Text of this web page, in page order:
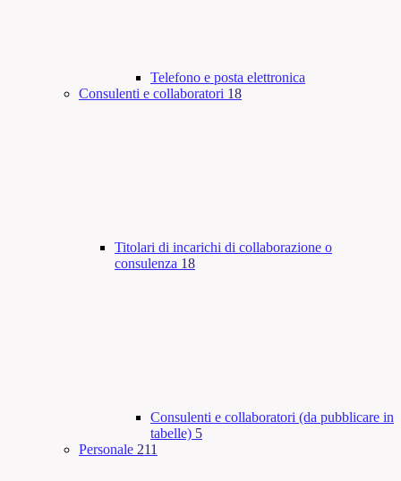
Telefono e posta elettronica
Consulenti e collaboratori 18
Titolari di incarichi di collaborazione o
consulenza 18
Consulenti e collaboratori (da pubblicare in
tabelle) 5
Personale 211